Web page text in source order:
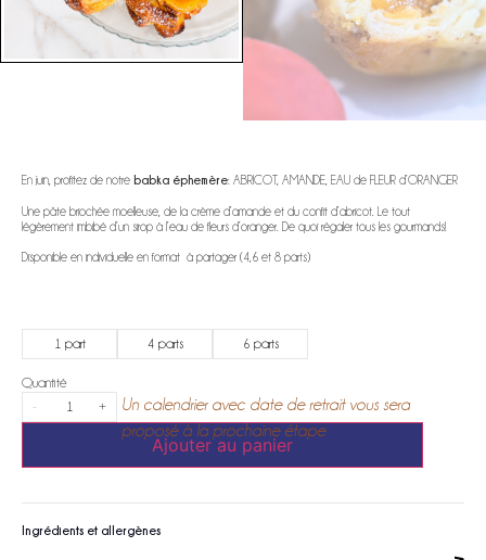
En juin, profitez de notre babka éphemère: ABRICOT, AMANDE, EAU de FLEUR d’ORANGER
Une pâte briochée moelleuse, de la crème d’amande et du confit d’abricot. Le tout
légèrement imbibé d’un sirop à l’eau de fleurs d’oranger. De quoi régaler tous les gourmands!
Disponible en individuelle en format à partager (4,6 et 8 parts)
1 part 4 parts 6 parts
- +
Ajouter au panier
Ingrédients et allergènes